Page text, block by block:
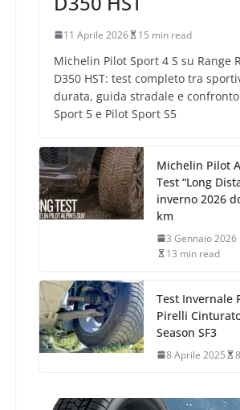
11 Aprile 2026 15 min read
Michelin Pilot Sport 4 S su Range
D350 HST: test completo tra
durata, guida stradale e
Sport 5 e Pilot Sport S5
Michelin Pilot
Test “Long
inverno 2026
km
3 Gennaio 2026
13 min read
Test Invernale
Pirelli
Season SF3
8 Aprile 2025